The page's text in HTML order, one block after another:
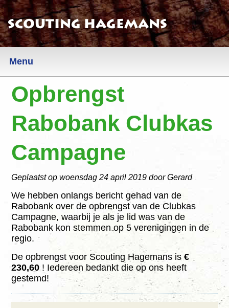
Scouting Hagemans
Menu
Nieuws
Informatie
AVG
Locatie
Contact
Sociale Veiligheid
Agenda
Foto’s
Sponsors
Opbrengst
Rabobank Clubkas
Campagne
Geplaatst opwoensdag 24 april 2019 door Gerard
We hebben onlangs bericht gehad van de
Rabobank over de opbrengst van de Clubkas
Campagne, waarbij je als je lid was van de
Rabobank kon stemmen op 5 verenigingen in de
regio.
De opbrengst voor Scouting Hagemans is€
230,60 ! Iedereen bedankt die op ons heeft
gestemd!